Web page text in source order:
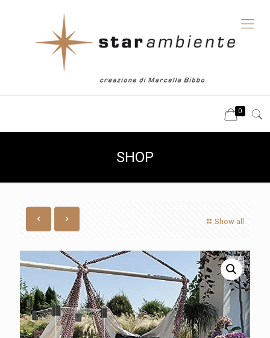
0
SHOP
Show all